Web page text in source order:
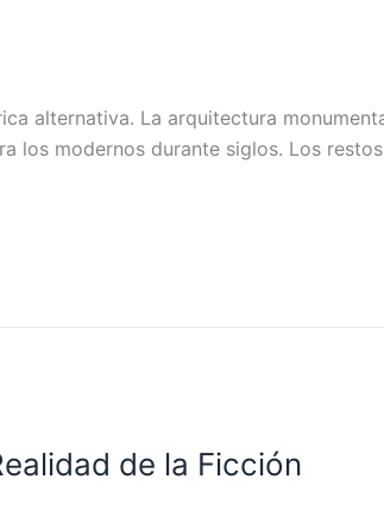
alternativa. La arquitectura
los modernos durante siglos. Los
de la Ficción